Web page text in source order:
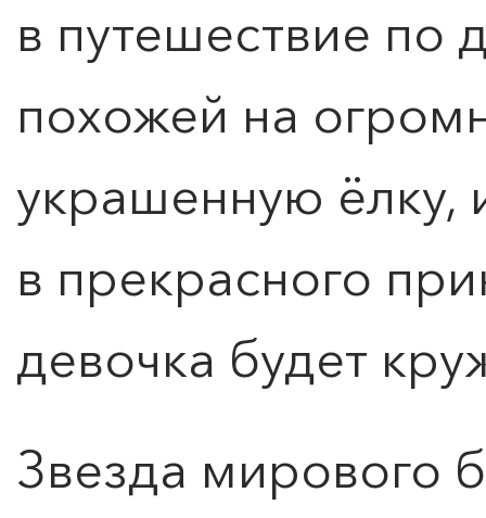
в путешествие по
похожей на
украшенную ёлку,
в прекрасного
девочка будет
Звезда мирового
КУПИТЬ БИЛЕТ